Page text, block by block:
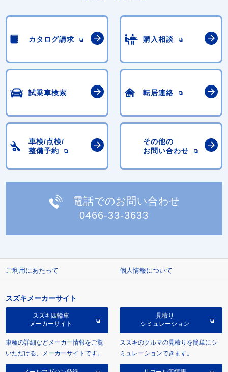
カタログ請求 購入相談
試乗車検索 転居連絡
車検/点検/
整備予約
その他の
お問い合わせ
電話でのお問い合わせ
0466-33-3633
ご利用にあたって 個人情報について
スズキメーカーサイト
スズキ四輪車
メーカーサイト
車種の詳細などメーカー情報をご覧
いただける、メーカーサイトです。
見積り
シミュレーション
スズキのクルマの見積りを簡単にシ
ミュレーションできます。